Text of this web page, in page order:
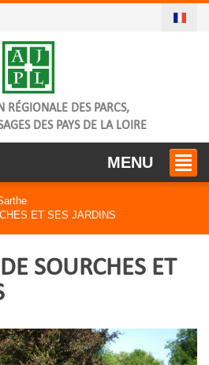
RÉGIONALE DES PARCS,
DES PAYS DE LA LOIRE
MENU
ET SES JARDINS
SOURCHES ET